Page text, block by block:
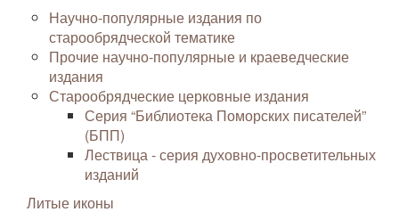
Научно-популярные издания по
старообрядческой тематике
Прочие научно-популярные и краеведческие
издания
Старообрядческие церковные издания
Серия “Библиотека Поморских писателей”
(БПП)
Лествица - серия духовно-просветительных
изданий
Литые иконы